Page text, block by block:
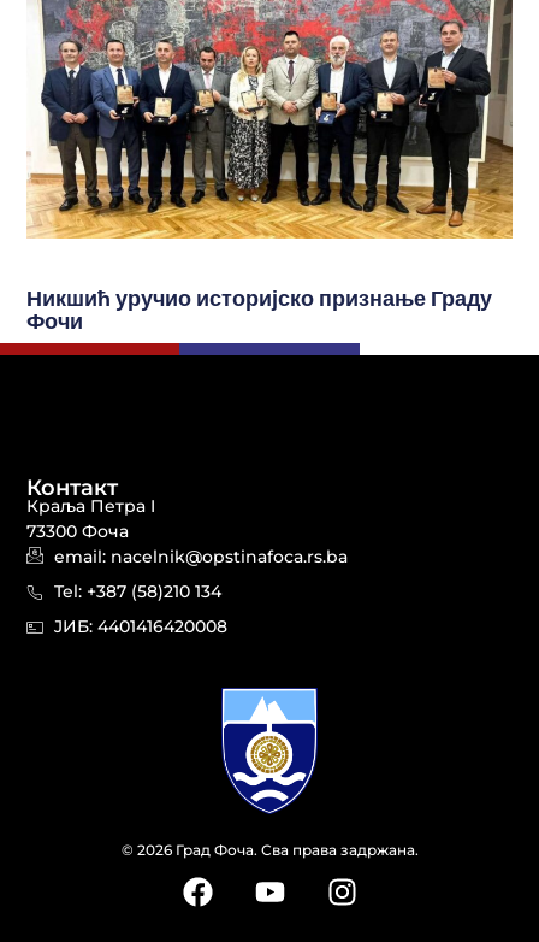
Никшић уручио историјско признање Граду
Фочи
© 2026 Град Фоча. Сва права задржана.
Контакт
Краља Петра I
73300 Фоча
email: nacelnik@opstinafoca.rs.ba
Tel: +387 (58)210 134
JИБ: 44014164​20008